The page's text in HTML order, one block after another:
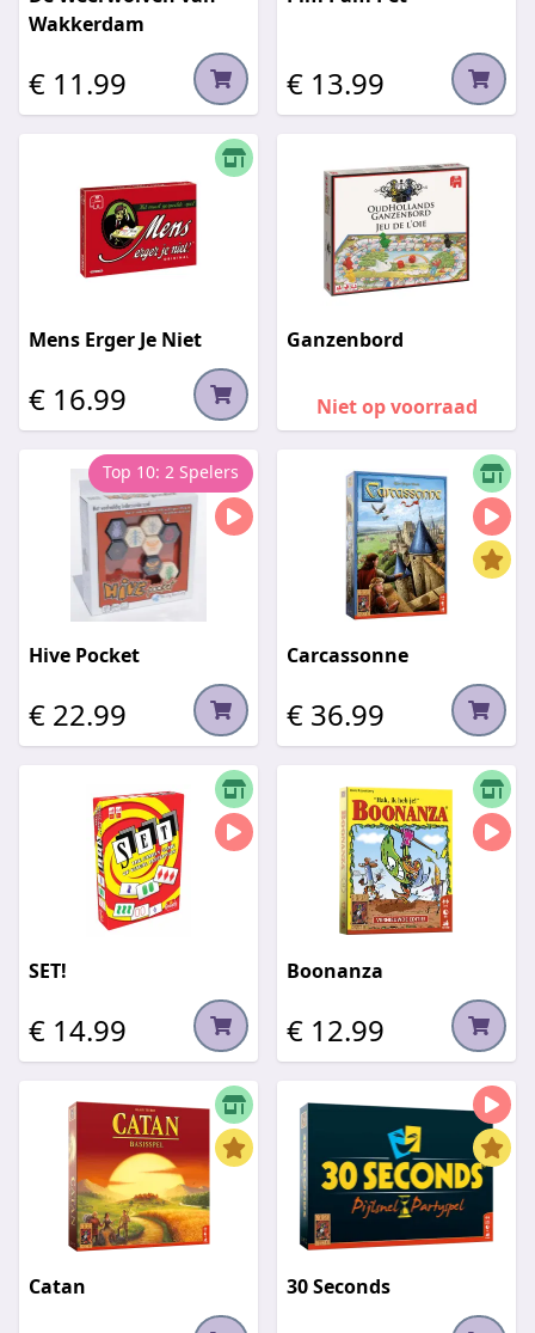
Wakkerdam
€ 11.99 € 13.99
Mens Erger Je Niet
€ 16.99
Ganzenbord
Niet op voorraad
Top 10: 2 Spelers
Hive Pocket
€ 22.99
Carcassonne
€ 36.99
SET!
€ 14.99
Boonanza
€ 12.99
Catan 30 Seconds